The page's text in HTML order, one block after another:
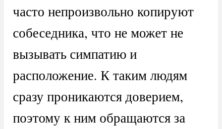
часто непроизвольно копируют
собеседника, что не может не
вызывать симпатию и
расположение. К таким людям
сразу проникаются доверием,
поэтому к ним обращаются за